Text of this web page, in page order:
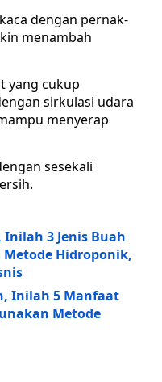
dengan pernak-
menambah
yang cukup
sirkulasi udara
menyerap
sesekali
3 Jenis Buah
Hidroponik,
Inilah 5 Manfaat
Metode